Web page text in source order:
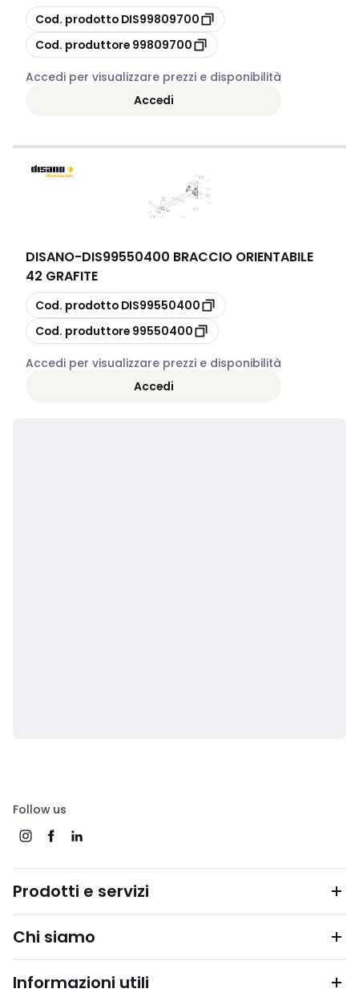
copia
Cod. prodotto DIS99809700
copia
Cod. produttore 99809700
Accedi per visualizzare prezzi e disponibilità
Accedi
DISANO-DIS99550400 BRACCIO ORIENTABILE
42 GRAFITE
copia
Cod. prodotto DIS99550400
copia
Cod. produttore 99550400
Accedi per visualizzare prezzi e disponibilità
Accedi
Follow us
Prodotti e servizi
Chi siamo
Informazioni utili